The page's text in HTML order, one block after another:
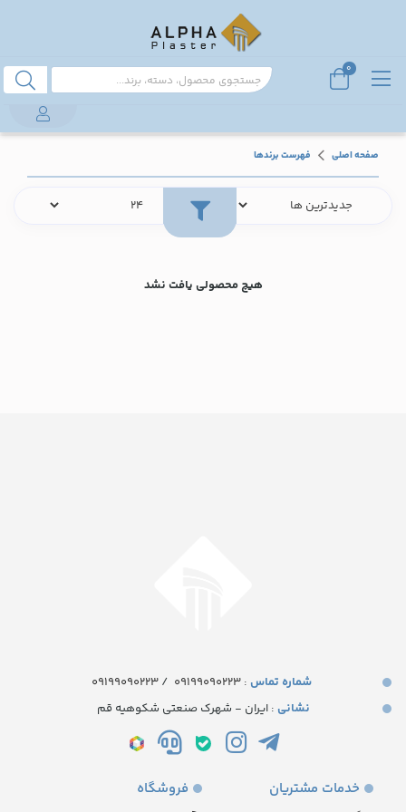
صفحه اصلی فهرست برندها
هیچ محصولی یافت نشد
شماره تماس‌ : ۰۹۱۹۹۰۹۰۲۲۳ /
09199090223
نشانی : ایران - شهرک صنعتی شکوهیه قم
خدمات مشتریان فروشگاه
0